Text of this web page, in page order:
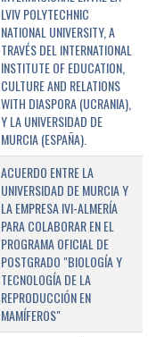
LVIV POLYTECHNIC
NATIONAL UNIVERSITY, A
TRAVÉS DEL INTERNATIONAL
INSTITUTE OF EDUCATION,
CULTURE AND RELATIONS
WITH DIASPORA (UCRANIA),
Y LA UNIVERSIDAD DE
MURCIA (ESPAÑA).
ACUERDO ENTRE LA
UNIVERSIDAD DE MURCIA Y
LA EMPRESA IVI-ALMERÍA
PARA COLABORAR EN EL
PROGRAMA OFICIAL DE
POSTGRADO "BIOLOGÍA Y
TECNOLOGÍA DE LA
REPRODUCCIÓN EN
MAMÍFEROS"